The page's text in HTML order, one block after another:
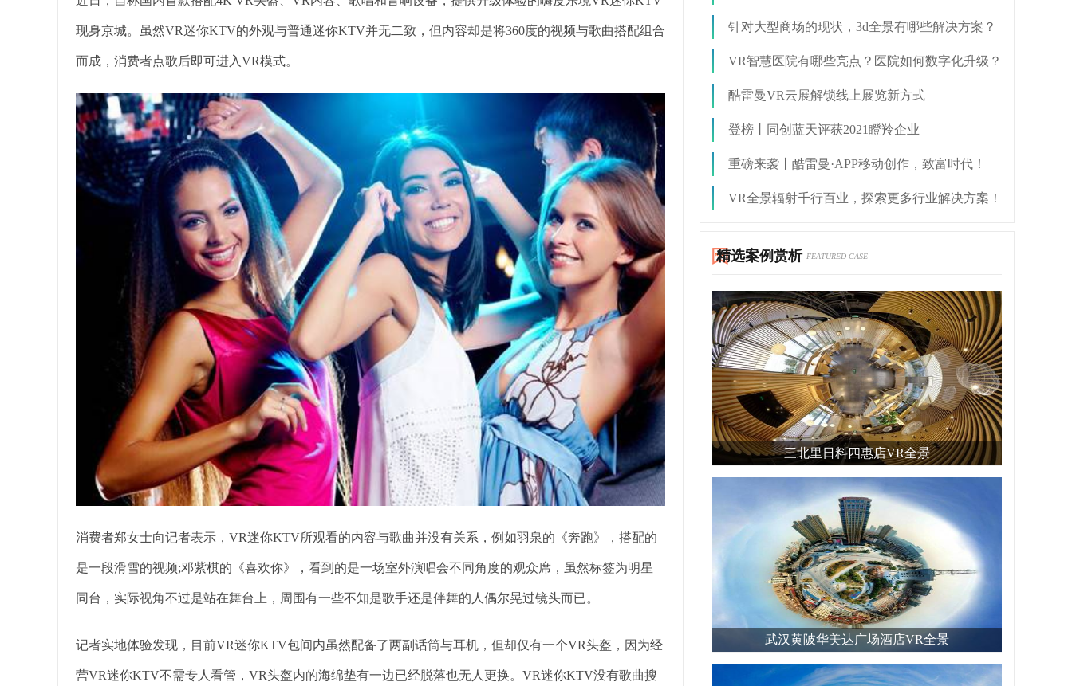
现身京城。虽然VR迷你KTV的外观与普通迷你KTV并无二致，但内容却是将360度的视频与歌曲搭配组合
而成，消费者点歌后即可进入VR模式。
消费者郑女士向记者表示，VR迷你KTV所观看的内容与歌曲并没有关系，例如羽泉的《奔跑》，搭配的
是一段滑雪的视频;邓紫棋的《喜欢你》，看到的是一场室外演唱会不同角度的观众席，虽然标签为明星
同台，实际视角不过是站在舞台上，周围有一些不知是歌手还是伴舞的人偶尔晃过镜头而已。
记者实地体验发现，目前VR迷你KTV包间内虽然配备了两副话筒与耳机，但却仅有一个VR头盔，因为经
营VR迷你KTV不需专人看管，VR头盔内的海绵垫有一边已经脱落也无人更换。VR迷你KTV没有歌曲搜
针对大型商场的现状，3d全景有哪些解决方案？
VR智慧医院有哪些亮点？医院如何数字化升级？
酷雷曼VR云展解锁线上展览新方式
登榜丨同创蓝天评获2021瞪羚企业
重磅来袭丨酷雷曼·APP移动创作，致富时代！
VR全景辐射千行百业，探索更多行业解决方案！
精选案例赏析 FEATURED CASE
三北里日料四惠店VR全景
武汉黄陂华美达广场酒店VR全景